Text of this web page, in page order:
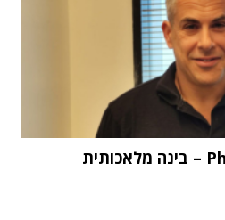
"העתיד הוא Physical AI – בינה מלאכותית